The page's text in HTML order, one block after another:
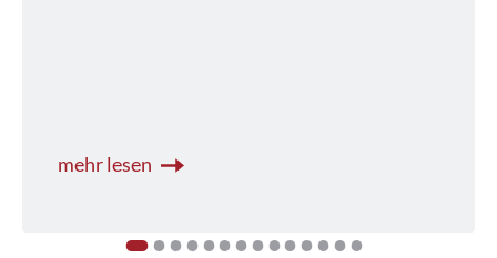
mehr lesen
1 2 3 4 5 6 7 8 9 1011121314